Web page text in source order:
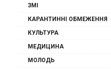
ЗМІ
КАРАНТИННІ ОБМЕЖЕННЯ
КУЛЬТУРА
МЕДИЦИНА
МОЛОДЬ